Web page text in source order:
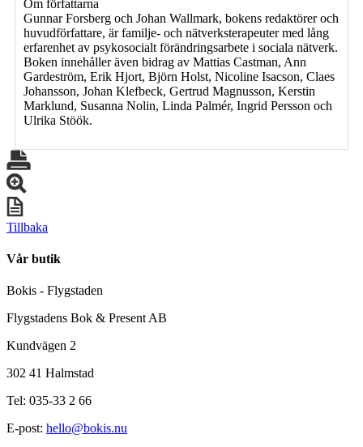
Om författarna
Gunnar Forsberg och Johan Wallmark, bokens redaktörer och
huvudförfattare, är familje- och nätverksterapeuter med lång
erfarenhet av psykosocialt förändringsarbete i sociala nätverk.
Boken innehåller även bidrag av Mattias Castman, Ann
Gardeström, Erik Hjort, Björn Holst, Nicoline Isacson, Claes
Johansson, Johan Klefbeck, Gertrud Magnusson, Kerstin
Marklund, Susanna Nolin, Linda Palmér, Ingrid Persson och
Ulrika Stöök.
Tillbaka
Vår butik
Bokis - Flygstaden
Flygstadens Bok & Present AB
Kundvägen 2
302 41 Halmstad
Tel: 035-33 2 66
E-post: hello@bokis.nu